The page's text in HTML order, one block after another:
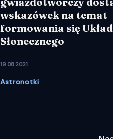
wskazówek na temat
formowania się
Słonecznego
19.08.2021
Astronotki